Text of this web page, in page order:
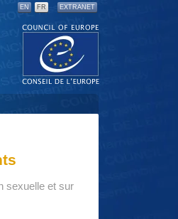
EN FR EXTRANET
sexuelle et sur